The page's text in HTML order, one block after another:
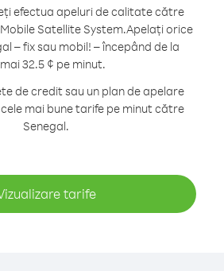
efectua apeluri de calitate către
Satellite System.Apelați orice
– fix sau mobil! – începând de la
32.5 ¢ pe minut.
de credit sau un plan de apelare
mai bune tarife pe minut către
Senegal.
tarife